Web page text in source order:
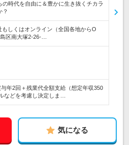
の時代を自由に＆豊かに生き抜くチカラ
？
もしくはオンライン（全国各地からO
区南大塚2-26-…
年2回＋残業代全額支給（想定年収350
などを考慮し決定しま…
気になる